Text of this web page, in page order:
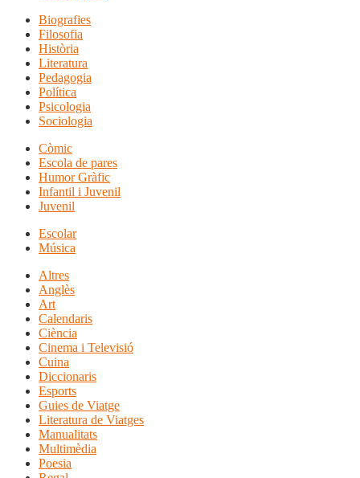
Biografies
Filosofia
Història
Literatura
Pedagogia
Política
Psicologia
Sociologia
Còmic
Escola de pares
Humor Gràfic
Infantil i Juvenil
Juvenil
Escolar
Música
Altres
Anglès
Art
Calendaris
Ciència
Cinema i Televisió
Cuina
Diccionaris
Esports
Guies de Viatge
Literatura de Viatges
Manualitats
Multimèdia
Poesia